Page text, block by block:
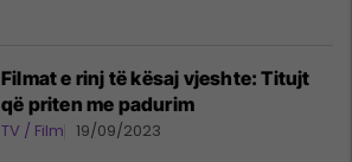
Filmat e rinj të kësaj vjeshte: Titujt
që priten me padurim
TV / Film 19/09/2023